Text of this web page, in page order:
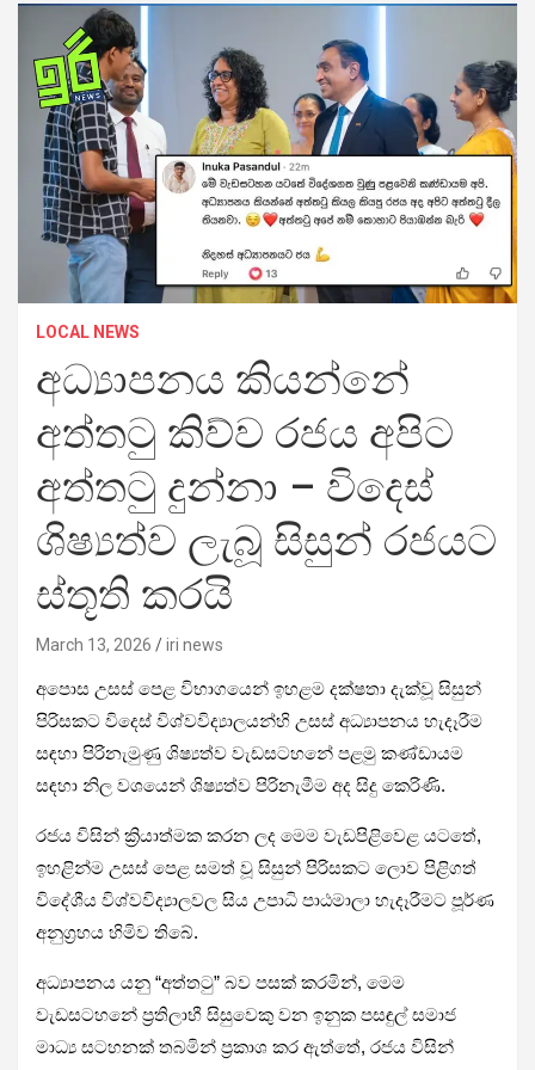
LOCAL NEWS
අධ්‍යාපනය කියන්නේ
අත්තටු කිව්ව රජය අපිට
අත්තටු දුන්නා – විදෙස්
ශිෂ්‍යත්ව ලැබූ සිසුන් රජයට
ස්තූති කරයි
March 13, 2026 iri news
අපොස උසස් පෙළ විභාගයෙන් ඉහළම දක්ෂතා දැක්වූ සිසුන්
පිරිසකට විදෙස් විශ්වවිද්‍යාලයන්හි උසස් අධ්‍යාපනය හැදෑරීම
සඳහා පිරිනැමුණු ශිෂ්‍යත්ව වැඩසටහනේ පළමු කණ්ඩායම
සඳහා නිල වශයෙන් ශිෂ්‍යත්ව පිරිනැමීම අද සිදු කෙරිණි.
රජය විසින් ක්‍රියාත්මක කරන ලද මෙම වැඩපිළිවෙළ යටතේ,
ඉහළින්ම උසස් පෙළ සමත් වූ සිසුන් පිරිසකට ලොව පිළිගත්
විදේශීය විශ්වවිද්‍යාලවල සිය උපාධි පාඨමාලා හැදෑරීමට පූර්ණ
අනුග්‍රහය හිමිව තිබේ.
අධ්‍යාපනය යනු “අත්තටු” බව පසක් කරමින්, මෙම
වැඩසටහනේ ප්‍රතිලාභී සිසුවෙකු වන ඉනුක පසඳුල් සමාජ
මාධ්‍ය සටහනක් තබමින් ප්‍රකාශ කර ඇත්තේ, රජය විසින්